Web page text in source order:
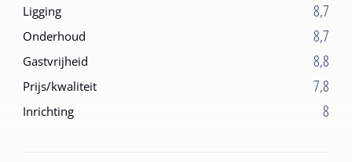
Ligging 8,7
Onderhoud 8,7
Gastvrijheid 8,8
Prijs/kwaliteit 7,8
Inrichting 8